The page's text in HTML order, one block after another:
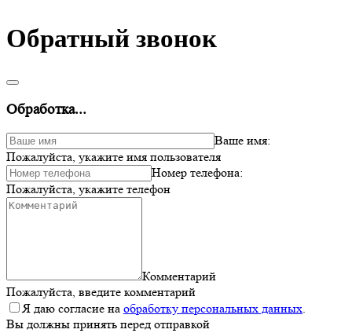
Обратный звонок
Обработка...
Ваше имя:
Пожалуйста, укажите имя пользователя
Номер телефона:
Пожалуйста, укажите телефон
Комментарий
Пожалуйста, введите комментарий
Я даю согласие на обработку персональных данных.
Вы должны принять перед отправкой